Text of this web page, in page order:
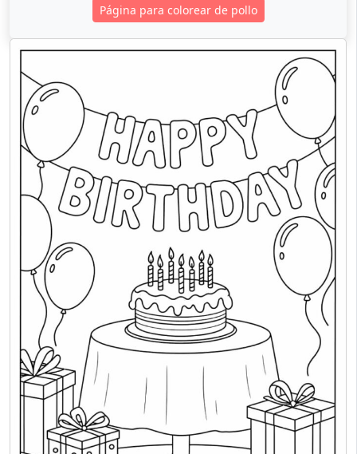
Página para colorear de pollo